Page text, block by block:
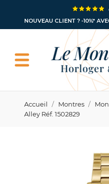
NOUVEAU CLIENT ? -10%*
Accueil Montres
Alley Réf. 1502829